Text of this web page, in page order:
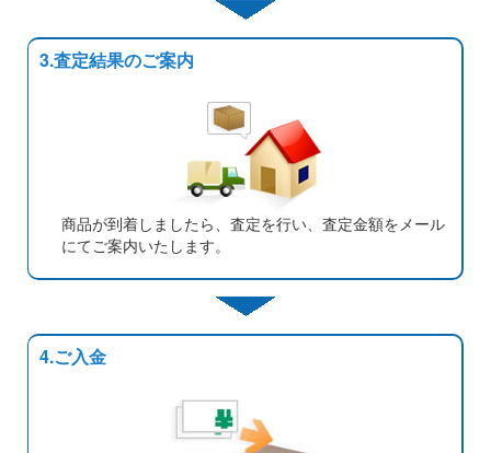
3.査定結果のご案内
商品が到着しましたら、査定を行い、査定金額をメール
にてご案内いたします。
4.ご入金